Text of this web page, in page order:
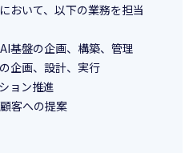
おいて、以下の業務を担当
基盤の企画、構築、管理
企画、設計、実行
ョン推進
客への提案